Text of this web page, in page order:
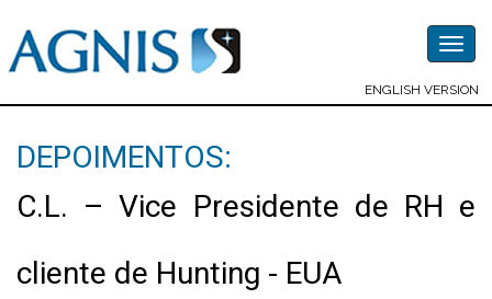
ENGLISH VERSION
DEPOIMENTOS:
C.L. – Vice Presidente de RH e
cliente de Hunting - EUA